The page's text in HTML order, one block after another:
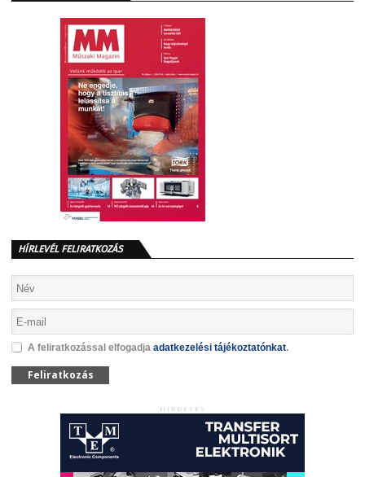
HÍRLEVÉL FELIRATKOZÁS
A feliratkozással elfogadja adatkezelési tájékoztatónkat.
Feliratkozás
HIRDETÉS